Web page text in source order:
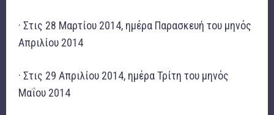
· Στις 28 Μαρτίου 2014, ημέρα Παρασκευή του μηνός
Απριλίου 2014
· Στις 29 Απριλίου 2014, ημέρα Τρίτη του μηνός
Μαΐου 2014